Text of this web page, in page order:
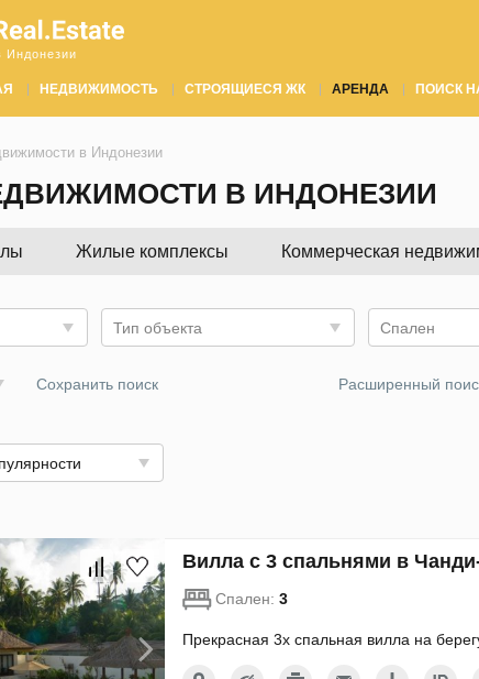
Индонезии
НЕДВИЖИМОСТЬ СТРОЯЩИЕСЯ ЖК АРЕНДА ПОИСК
в Индонезии
В ИНДОНЕЗИИ
Жилые комплексы Коммерческая
Тип объекта Спален
Сохранить поиск Расширенный
Вилла с 3 спальнями в
Спален: 3
Прекрасная 3х спальная вилла на